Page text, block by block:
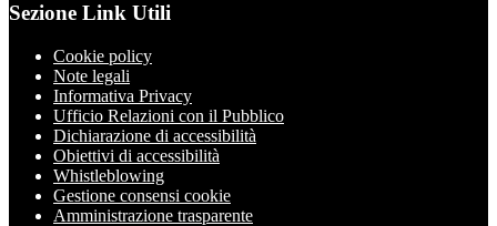
Sezione Link Utili
Cookie policy
Note legali
Informativa Privacy
Ufficio Relazioni con il Pubblico
Dichiarazione di accessibilità
Obiettivi di accessibilità
Whistleblowing
Gestione consensi cookie
Amministrazione trasparente